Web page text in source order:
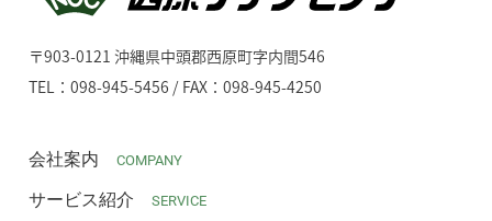
〒903-0121 沖縄県中頭郡西原町字内間546
TEL：098-945-5456 / FAX：098-945-4250
会社案内 COMPANY
サービス紹介 SERVICE